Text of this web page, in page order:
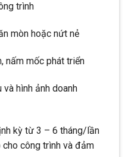
trình
mòn hoặc nứt nẻ
nấm mốc phát triển
hình ảnh doanh
kỳ từ 3 – 6 tháng/lần
công trình và đảm